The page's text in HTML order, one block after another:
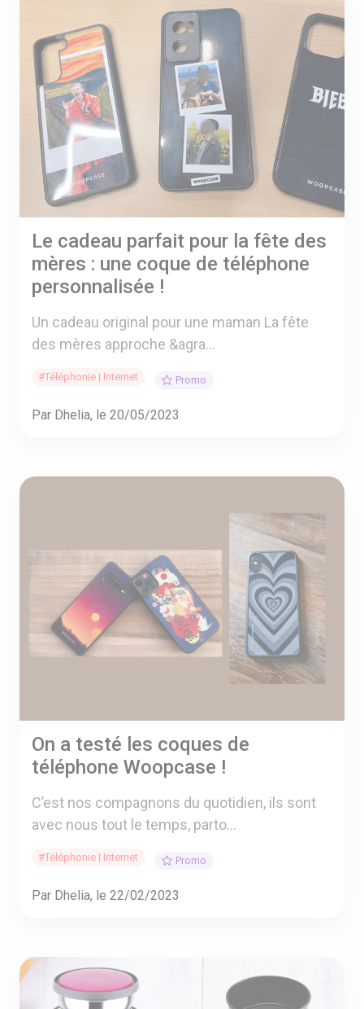
Le cadeau parfait pour la fête des
mères : une coque de téléphone
personnalisée !
Un cadeau original pour une maman La fête
des mères approche &agra...
#Téléphonie | Internet Promo
Par Dhelia, le 20/05/2023
On a testé les coques de
téléphone Woopcase !
C’est nos compagnons du quotidien, ils sont
avec nous tout le temps, parto...
#Téléphonie | Internet Promo
Par Dhelia, le 22/02/2023